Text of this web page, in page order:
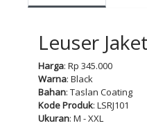
Leuser
Harga: Rp 345.000
Warna: Black
Bahan: Taslan Coating
Kode Produk: LSRJ101
Ukuran: M - XXL